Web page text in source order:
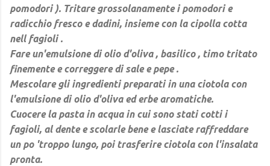
pomodori ). Tritare grossolanamente i pomodori e
radicchio fresco e dadini, insieme con la cipolla cotta
nell fagioli .
Fare un'emulsione di olio d'oliva , basilico , timo tritato
finemente e correggere di sale e pepe .
Mescolare gli ingredienti preparati in una ciotola con
l'emulsione di olio d'oliva ed erbe aromatiche.
Cuocere la pasta in acqua in cui sono stati cotti i
fagioli, al dente e scolarle bene e lasciate raffreddare
un po 'troppo lungo, poi trasferire ciotola con l'insalata
pronta.